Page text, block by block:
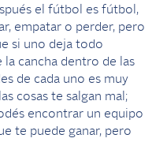
el fútbol es fútbol,
empatar o perder, pero
si uno deja todo
la cancha dentro de las
de cada uno es muy
cosas te salgan mal;
encontrar un equipo
te puede ganar, pero